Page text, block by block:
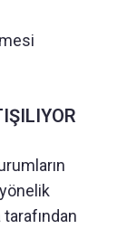
tarafından